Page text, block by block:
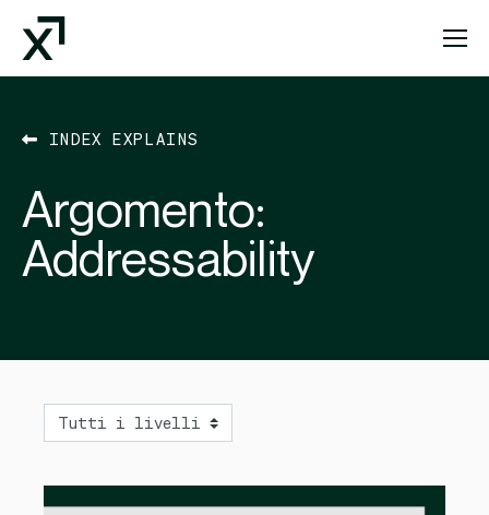
Index Exchange Home page
INDEX EXPLAINS
Argomento:
Addressability
Level